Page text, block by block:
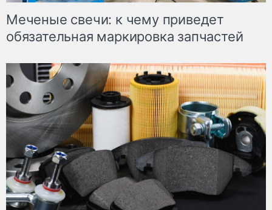
Меченые свечи: к чему приведет
обязательная маркировка запчастей